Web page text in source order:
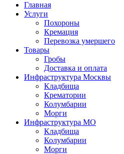
Главная
Услуги
Похороны
Кремация
Перевозка умершего
Товары
Гробы
Доставка и оплата
Инфраструктура Москвы
Кладбища
Крематории
Колумбарии
Морги
Инфраструктура МО
Кладбища
Колумбарии
Морги